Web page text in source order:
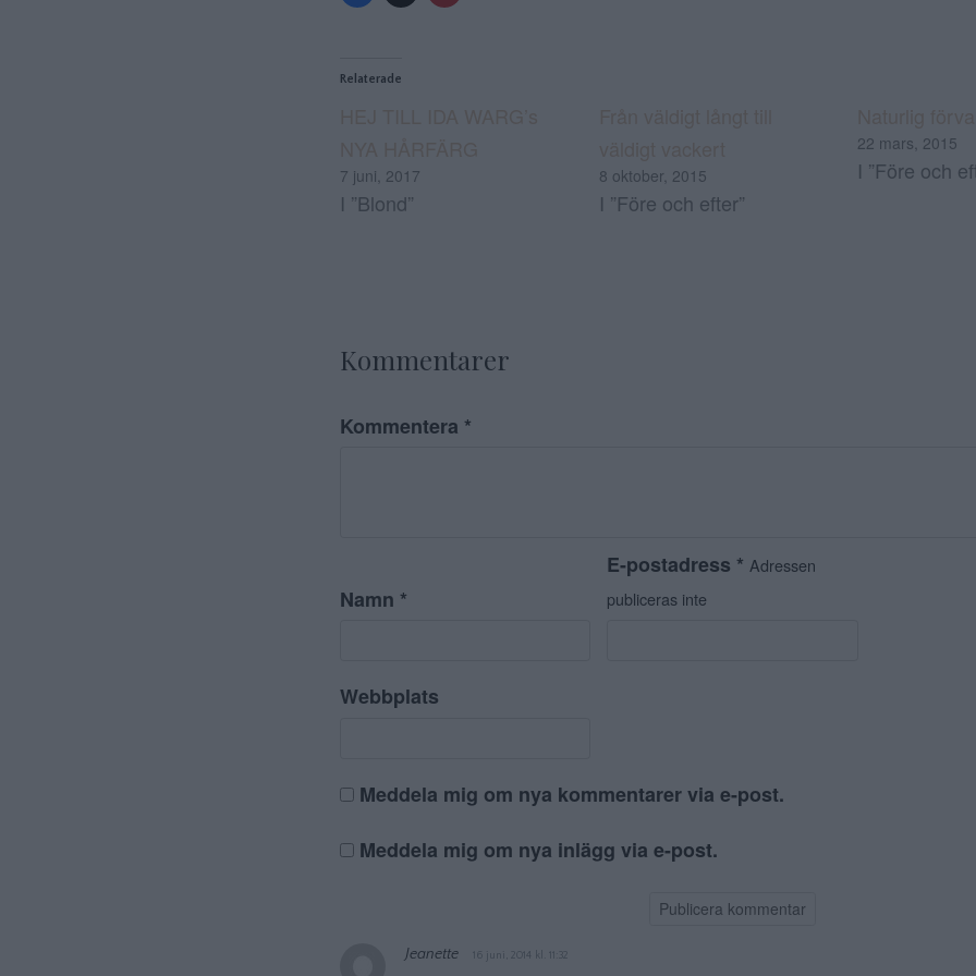
Relaterade
7 juni, 2017
I ”Blond”
8 oktober, 2015
I ”Före och efter”
22 mars, 2015
I ”Före och
Kommentarer
Kommentera *
Namn *
E-postadress* Adressen
publiceras inte
Webbplats
Meddela mig om nya kommentarer via e-post.
Meddela mig om nya inlägg via e-post.
Jeanette 16 juni, 2014 kl. 11:32